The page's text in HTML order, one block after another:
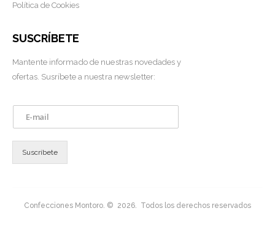
Política de Cookies
SUSCRÍBETE
Mantente informado de nuestras novedades y
ofertas. Susríbete a nuestra newsletter:
Suscríbete
Confecciones Montoro. © 2026. Todos los derechos reservados